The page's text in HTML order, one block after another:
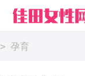
> 孕育